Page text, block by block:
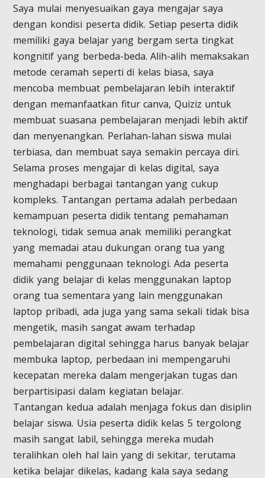
Saya mulai menyesuaikan gaya mengajar saya
dengan kondisi peserta didik. Setiap peserta didik
memiliki gaya belajar yang bergam serta tingkat
kongnitif yang berbeda-beda. Alih-alih memaksakan
metode ceramah seperti di kelas biasa, saya
mencoba membuat pembelajaran lebih interaktif
dengan memanfaatkan fitur canva, Quiziz untuk
membuat suasana pembelajaran menjadi lebih aktif
dan menyenangkan. Perlahan-lahan siswa mulai
terbiasa, dan membuat saya semakin percaya diri.
Selama proses mengajar di kelas digital, saya
menghadapi berbagai tantangan yang cukup
kompleks. Tantangan pertama adalah perbedaan
kemampuan peserta didik tentang pemahaman
teknologi, tidak semua anak memiliki perangkat
yang memadai atau dukungan orang tua yang
memahami penggunaan teknologi. Ada peserta
didik yang belajar di kelas menggunakan laptop
orang tua sementara yang lain menggunakan
laptop pribadi, ada juga yang sama sekali tidak bisa
mengetik, masih sangat awam terhadap
pembelajaran digital sehingga harus banyak belajar
membuka laptop, perbedaan ini mempengaruhi
kecepatan mereka dalam mengerjakan tugas dan
berpartisipasi dalam kegiatan belajar.
Tantangan kedua adalah menjaga fokus dan disiplin
belajar siswa. Usia peserta didik kelas 5 tergolong
masih sangat labil, sehingga mereka mudah
teralihkan oleh hal lain yang di sekitar, terutama
ketika belajar dikelas, kadang kala saya sedang